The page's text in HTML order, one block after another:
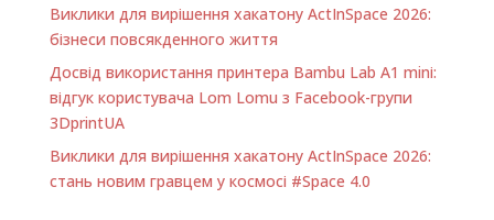
Виклики для вирішення хакатону ActInSpace 2026:
бізнеси повсякденного життя
Досвід використання принтера Bambu Lab A1 minі:
відгук користувача Lom Lomu з Facebook-групи
3DprintUA
Виклики для вирішення хакатону ActInSpace 2026:
стань новим гравцем у космосі #Space 4.0